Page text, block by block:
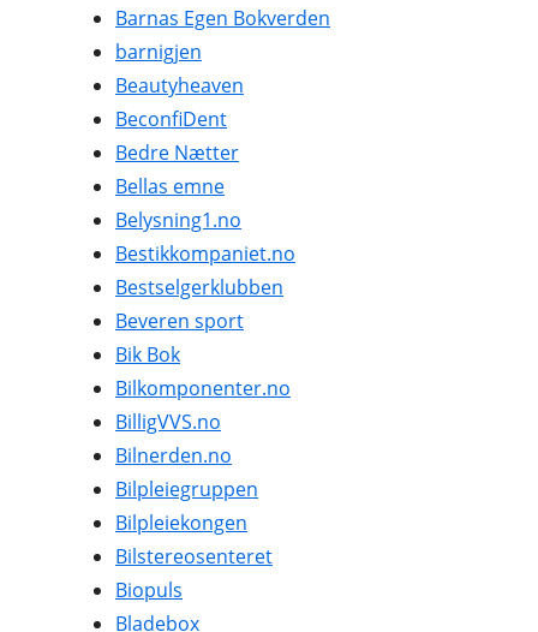
Barnas Egen Bokverden
barnigjen
Beautyheaven
BeconfiDent
Bedre Nætter
Bellas emne
Belysning1.no
Bestikkompaniet.no
Bestselgerklubben
Beveren sport
Bik Bok
Bilkomponenter.no
BilligVVS.no
Bilnerden.no
Bilpleiegruppen
Bilpleiekongen
Bilstereosenteret
Biopuls
Bladebox